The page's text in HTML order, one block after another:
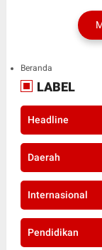
Beranda
LABEL
Headline
Daerah
Internasional
Pendidikan